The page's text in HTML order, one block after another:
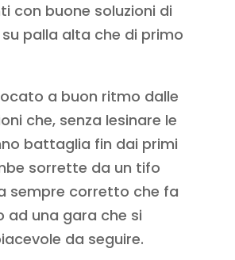
con buone soluzioni di
palla alta che di primo
a buon ritmo dalle
che, senza lesinare le
battaglia fin dai primi
sorrette da un tifo
sempre corretto che fa
ad una gara che si
da seguire.